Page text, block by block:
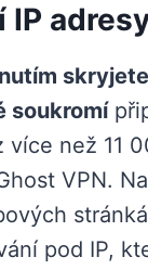
IP
soukromí
více než 11
VPN.
pod IP,